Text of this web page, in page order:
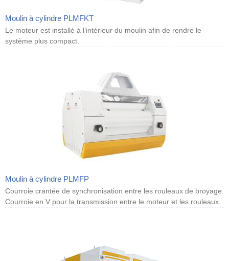
Moulin à cylindre PLMFKT
Le moteur est installé à l’intérieur du moulin afin de rendre le
système plus compact.
Moulin à cylindre PLMFP
Courroie crantée de synchronisation entre les rouleaux de broyage.
Courroie en V pour la transmission entre le moteur et les rouleaux.